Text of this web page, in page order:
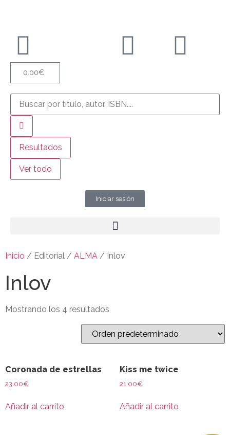
0.00€
Resultados
Ver todo
Iniciar sesión
Inicio / Editorial / ALMA / Inlov
Inlov
Mostrando los 4 resultados
Coronada de estrellas
23.00€
Añadir al carrito
Kiss me twice
21.00€
Añadir al carrito